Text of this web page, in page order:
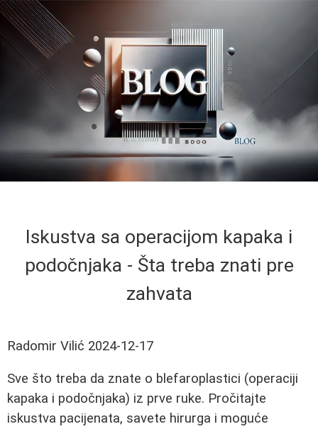
Iskustva sa operacijom kapaka i
podočnjaka - Šta treba znati pre
zahvata
Radomir Vilić 2024-12-17
Sve što treba da znate o blefaroplastici (operaciji
kapaka i podočnjaka) iz prve ruke. Pročitajte
iskustva pacijenata, savete hirurga i moguće